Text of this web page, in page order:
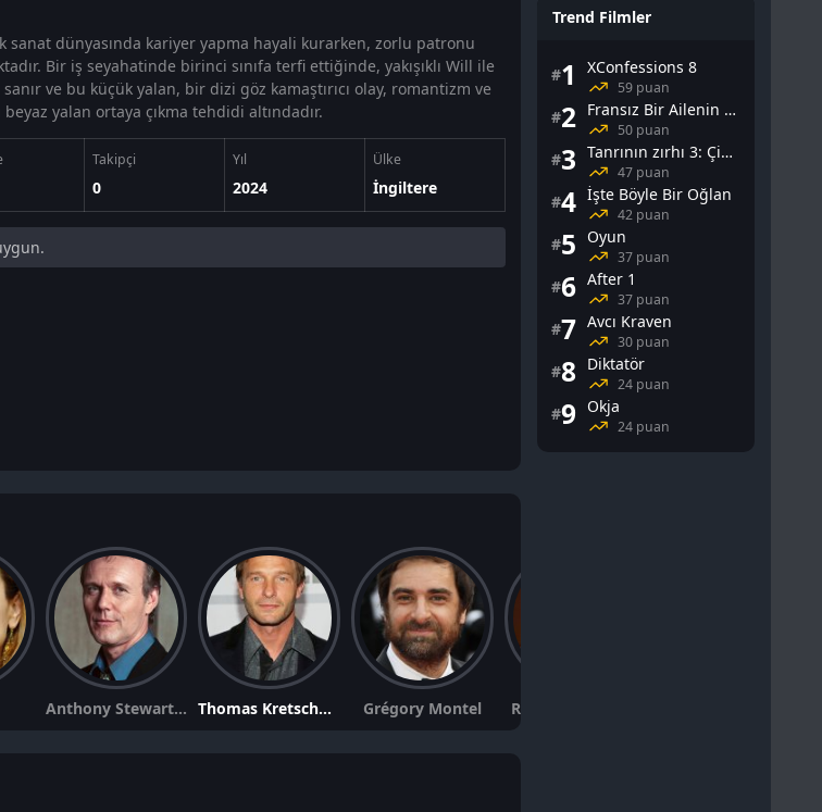
sanat dünyasında kariyer yapma hayali kurarken, zorlu patronu
Bir iş seyahatinde birinci sınıfa terfi ettiğinde, yakışıklı Will ile
sanır ve bu küçük yalan, bir dizi göz kamaştırıcı olay, romantizm ve
yalan ortaya çıkma tehdidi altındadır.
Takipçi
0
Yıl
2024
Ülke
İngiltere
Anthony Stewart Head Thomas Kretschmann Grégory Montel Rachel Matthews
Trend Filmler
#1 XConfessions 8
59 puan
#2 Fransız Bir Ailenin Cinsel Yaşamı
50 puan
#3 Tanrının zırhı 3: Çin Falı
47 puan
#4 İşte Böyle Bir Oğlan
42 puan
#5 Oyun
37 puan
#6 After 1
37 puan
#7 Avcı Kraven
30 puan
#8 Diktatör
24 puan
#9 Okja
24 puan